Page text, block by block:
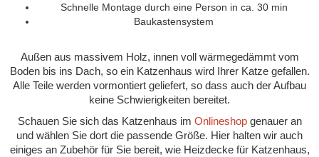
Schnelle Montage durch eine Person in ca. 30 min
Baukastensystem
Außen aus massivem Holz, innen voll wärmegedämmt vom
Boden bis ins Dach, so ein Katzenhaus wird Ihrer Katze gefallen.
Alle Teile werden vormontiert geliefert, so dass auch der Aufbau
keine Schwierigkeiten bereitet.
Schauen Sie sich das Katzenhaus im Onlineshopgenauer an
und wählen Sie dort die passende Größe. Hier halten wir auch
einiges an Zubehör für Sie bereit, wie Heizdecke für Katzenhaus,